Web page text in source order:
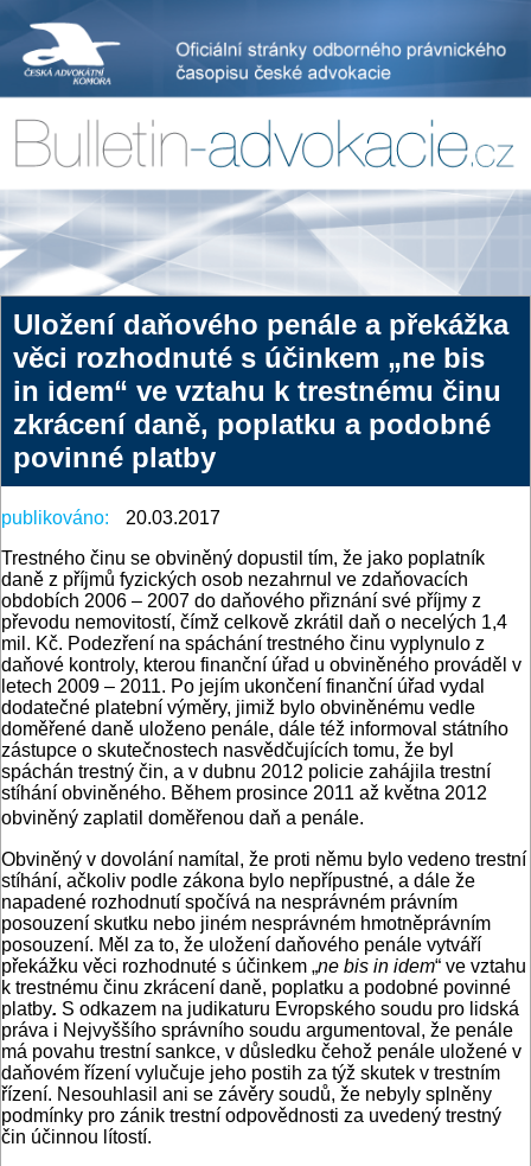
Uložení daňového penále a překážka
věci rozhodnuté s účinkem „ne bis
in idem“ ve vztahu k trestnému činu
zkrácení daně, poplatku a podobné
povinné platby
publikováno:
20.03.2017
Trestného činu se obviněný dopustil tím, že jako poplatník
daně z příjmů fyzických osob nezahrnul ve zdaňovacích
obdobích 2006 – 2007 do daňového přiznání své příjmy z
převodu nemovitostí, čímž celkově zkrátil daň o necelých 1,4
mil. Kč. Podezření na spáchání trestného činu vyplynulo z
daňové kontroly, kterou finanční úřad u obviněného prováděl v
letech 2009 – 2011. Po jejím ukončení finanční úřad vydal
dodatečné platební výměry, jimiž bylo obviněnému vedle
doměřené daně uloženo penále, dále též informoval státního
zástupce o skutečnostech nasvědčujících tomu, že byl
spáchán trestný čin, a v dubnu 2012 policie zahájila trestní
stíhání obviněného. Během prosince 2011 až května 2012
obviněný zaplatil doměřenou daň a penále.
Obviněný v dovolání namítal, že proti němu bylo vedeno trestní
stíhání, ačkoliv podle zákona bylo nepřípustné, a dále že
napadené rozhodnutí spočívá na nesprávném právním
posouzení skutku nebo jiném nesprávném hmotněprávním
posouzení. Měl za to, že uložení daňového penále vytváří
překážku věci rozhodnuté s účinkem „ne bis in idem“ ve vztahu
k trestnému činu zkrácení daně, poplatku a podobné povinné
platby. S odkazem na judikaturu Evropského soudu pro lidská
práva i Nejvyššího správního soudu argumentoval, že penále
má povahu trestní sankce, v důsledku čehož penále uložené v
daňovém řízení vylučuje jeho postih za týž skutek v trestním
řízení. Nesouhlasil ani se závěry soudů, že nebyly splněny
podmínky pro zánik trestní odpovědnosti za uvedený trestný
čin účinnou lítostí.